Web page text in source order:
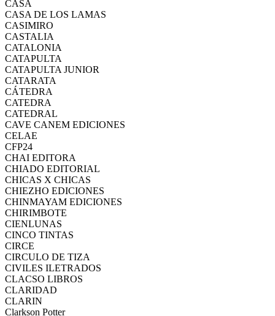
CASA
CASA DE LOS LAMAS
CASIMIRO
CASTALIA
CATALONIA
CATAPULTA
CATAPULTA JUNIOR
CATARATA
CÁTEDRA
CATEDRA
CATEDRAL
CAVE CANEM EDICIONES
CELAE
CFP24
CHAI EDITORA
CHIADO EDITORIAL
CHICAS X CHICAS
CHIEZHO EDICIONES
CHINMAYAM EDICIONES
CHIRIMBOTE
CIENLUNAS
CINCO TINTAS
CIRCE
CIRCULO DE TIZA
CIVILES ILETRADOS
CLACSO LIBROS
CLARIDAD
CLARIN
Clarkson Potter